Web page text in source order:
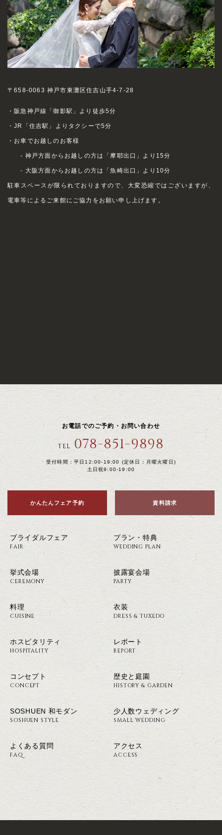
〒658-0063 神戸市東灘区住吉山手4-7-28
・阪急神戸線「御影駅」より徒歩5分
・JR「住吉駅」よりタクシーで5分
・お車でお越しのお客様
- 神戸方面からお越しの方は「摩耶出口」より15分
- 大阪方面からお越しの方は「魚崎出口」より10分
駐車スペースが限られておりますので、大変恐縮ではございますが、
電車等によるご来館にご協力をお願い申し上げます。
お電話でのご予約・お問い合わせ
TEL 078-851-9898
受付時間：平日12:00-19:00 (定休日：月曜火曜日)
土日祝9:00-19:00
かんたんフェア予約 資料請求
ブライダルフェア
FAIR
プラン・特典
WEDDING PLAN
挙式会場
CEREMONY
披露宴会場
PARTY
料理
CUISINE
衣装
DRESS & TUXEDO
ホスピタリティ
HOSPITALITY
レポート
REPORT
コンセプト
CONCEPT
歴史と庭園
HISTORY & GARDEN
SOSHUEN 和モダン
SOSHUEN STYLE
少人数ウェディング
SMALL WEDDING
よくある質問
FAQ
アクセス
ACCESS